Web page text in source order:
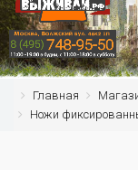
Главная
Ножи